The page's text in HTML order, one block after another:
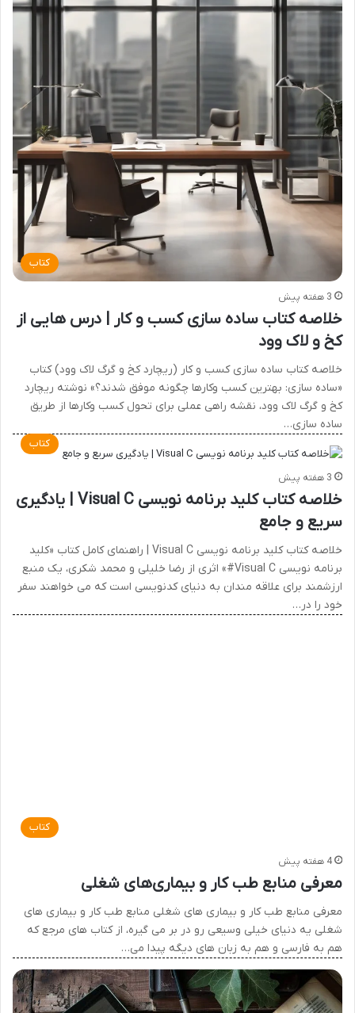
کتاب
3 هفته پیش
خلاصه کتاب ساده سازی کسب و کار | درس هایی از
کخ و لاک وود
خلاصه کتاب ساده سازی کسب و کار (ریچارد کخ و گرگ لاک وود) کتاب
«ساده سازی: بهترین کسب وکارها چگونه موفق شدند؟» نوشته ریچارد
کخ و گرگ لاک وود، نقشه راهی عملی برای تحول کسب وکارها از طریق
ساده سازی…
کتاب
3 هفته پیش
خلاصه کتاب کلید برنامه نویسی Visual C | یادگیری
سریع و جامع
خلاصه کتاب کلید برنامه نویسی Visual C | راهنمای کامل کتاب «کلید
برنامه نویسی Visual C#» اثری از رضا خلیلی و محمد شکری، یک منبع
ارزشمند برای علاقه مندان به دنیای کدنویسی است که می خواهند سفر
خود را در…
کتاب
4 هفته پیش
معرفی منابع طب کار و بیماری‌های شغلی
معرفی منابع طب کار و بیماری های شغلی منابع طب کار و بیماری های
شغلی یه دنیای خیلی وسیعی رو در بر می گیره، از کتاب های مرجع که
هم به فارسی و هم به زبان های دیگه پیدا می…